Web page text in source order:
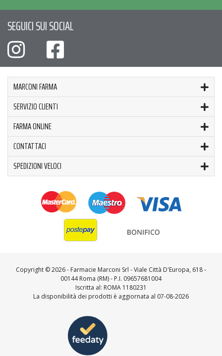
SEGUICI SUI SOCIAL
MARCONI FARMA
SERVIZIO CLIENTI
FARMA ONLINE
CONTATTACI
SPEDIZIONI VELOCI
Copyright ©2026 - Farmacie Marconi Srl - Viale Città D'Europa, 618 -
00144 Roma (RM) - P.I. 09657681004
Iscritta al: ROMA 1180231
La disponibilità dei prodotti è aggiornata al 07-08-2026